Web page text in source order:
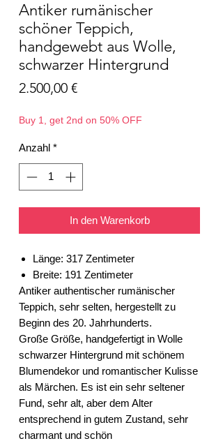
Antiker rumänischer
schöner Teppich,
handgewebt aus Wolle,
schwarzer Hintergrund
2.500,00 €Preis
Buy 1, get 2nd on 50% OFF
Anzahl *
In den Warenkorb
Länge: 317 Zentimeter
Breite: 191 Zentimeter
Antiker authentischer rumänischer
Teppich, sehr selten, hergestellt zu
Beginn des 20. Jahrhunderts.
Große Größe, handgefertigt in Wolle
schwarzer Hintergrund mit schönem
Blumendekor und romantischer Kulisse
als Märchen. Es ist ein sehr seltener
Fund, sehr alt, aber dem Alter
entsprechend in gutem Zustand, sehr
charmant und schön